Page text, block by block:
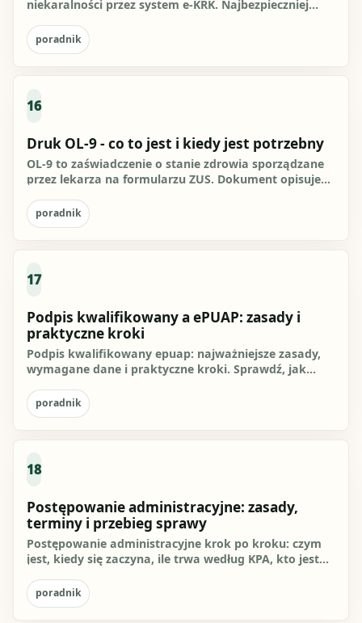
niekaralności przez system e-KRK. Najbezpieczniej
poradnik
16
Druk OL-9 - co to jest i kiedy jest potrzebny
OL-9 to zaświadczenie o stanie zdrowia sporządzane
przez lekarza na formularzu ZUS. Dokument opisuje
poradnik
17
Podpis kwalifikowany a ePUAP: zasady i
praktyczne kroki
Podpis kwalifikowany epuap: najważniejsze zasady,
wymagane dane i praktyczne kroki. Sprawdź, jak
poradnik
18
Postępowanie administracyjne: zasady,
terminy i przebieg sprawy
Postępowanie administracyjne krok po kroku: czym
jest, kiedy się zaczyna, ile trwa według KPA, kto jest
poradnik